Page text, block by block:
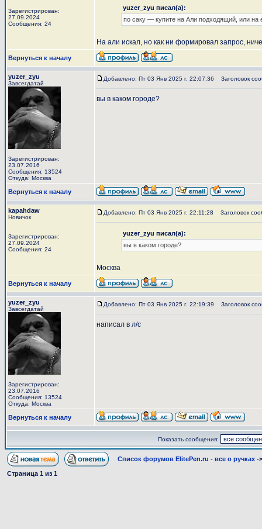
Зарегистрирован:
27.09.2024
Сообщения: 24
yuzer_zyu писал(а):
по саку — купите на Али подходящий, или на
На али искал, но как ни формировал запрос,
Вернуться к началу
yuzer_zyu
Завсегдатай
Зарегистрирован:
23.07.2016
Сообщения: 13524
Откуда: Москва
Добавлено: Пт 03 Янв 2025 г. 22:07:36 Заголовок
вы в каком городе?
Вернуться к началу
kapahdaw
Новичок
Зарегистрирован:
27.09.2024
Сообщения: 24
Добавлено: Пт 03 Янв 2025 г. 22:11:28 Заголовок
yuzer_zyu писал(а):
вы в каком городе?
Москва
Вернуться к началу
yuzer_zyu
Завсегдатай
Зарегистрирован:
23.07.2016
Сообщения: 13524
Откуда: Москва
Добавлено: Пт 03 Янв 2025 г. 22:19:39 Заголовок
написал в л/с
Вернуться к началу
Показать сообщения:
Список форумов ElitePen.ru - все о ручках -
Страница 1 из 1